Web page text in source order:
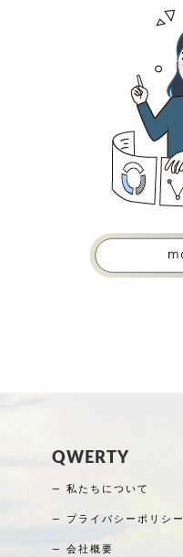
QWERTY
― 私たちについて
― プライバシーポリシー
― 会社概要